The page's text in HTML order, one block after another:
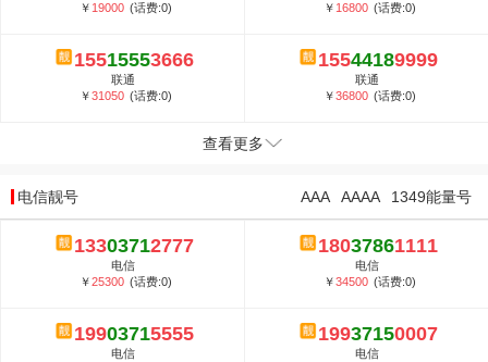
￥ 19000 (话费:0)
￥ 16800 (话费:0)
15515553666
联通
￥31050 (话费:0)
15544189999
联通
￥36800 (话费:0)
查看更多
电信靓号 1349能量号
AAAA
AAA
13303712777
电信
￥25300 (话费:0)
18037861111
电信
￥34500 (话费:0)
19903715555
电信
19937150007
电信